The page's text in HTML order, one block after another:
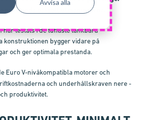
Avvisa alla
prestanda oavsett utmaningarna.
har testats i de tuffaste tänkbara
konstruktionen bygger vidare på
och ger optimala prestanda.
Euro V-nivåkompatibla motorer och
och underhållskraven nere -
produktivitet.